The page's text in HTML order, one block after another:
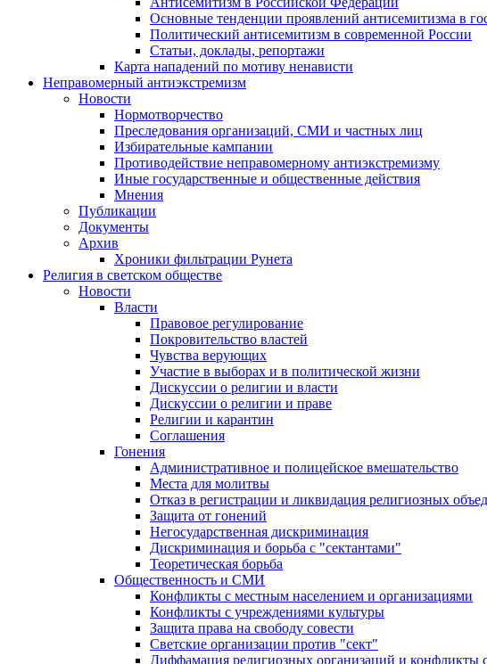
Основные тенденции проявлений антисемитизма в
Политический антисемитизм в современной России
Статьи, доклады, репортажи
Карта нападений по мотиву ненависти
Неправомерный антиэкстремизм
Новости
Нормотворчество
Преследования организаций, СМИ и частных лиц
Избирательные кампании
Противодействие неправомерному антиэкстремизму
Иные государственные и общественные действия
Мнения
Публикации
Документы
Архив
Хроники фильтрации Рунета
Религия в светском обществе
Новости
Власти
Правовое регулирование
Покровительство властей
Чувства верующих
Участие в выборах и в политической жизни
Дискуссии о религии и власти
Дискуссии о религии и праве
Религии и карантин
Соглашения
Гонения
Административное и полицейское вмешательство
Места для молитвы
Отказ в регистрации и ликвидация религиозных
Защита от гонений
Негосударственная дискриминация
Дискриминация и борьба с "сектантами"
Теоретическая борьба
Общественность и СМИ
Конфликты с местным населением и организациями
Конфликты с учреждениями культуры
Защита права на свободу совести
Светские организации против "сект"
Диффамация религиозных организаций и